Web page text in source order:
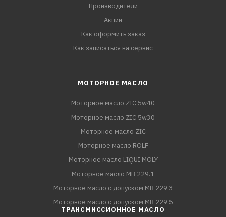
Производители
Акции
Как оформить заказ
Как записаться на сервис
МОТОРНОЕ МАСЛО
Моторное масло ZIC 5w40
Моторное масло ZIC 5w30
Моторное масло ZIC
Моторное масло ROLF
Моторное масло LIQUI MOLY
Моторное масло MB 229.1
Моторное масло с допуском MB 229.3
Моторное масло с допуском MB 229.5
ТРАНСМИССИОННОЕ МАСЛО